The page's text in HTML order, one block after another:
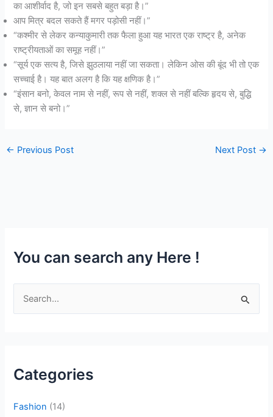
का आशीर्वाद है, जो इन सबसे बहुत बड़ा है।”
आप मित्र बदल सकते हैं मगर पड़ोसी नहीं।”
“कश्मीर से लेकर कन्याकुमारी तक फैला हुआ यह भारत एक राष्ट्र है, अनेक
राष्ट्रीयताओं का समूह नहीं।”
“सूर्य एक सत्य है, जिसे झुठलाया नहीं जा सकता। लेकिन ओस की बूंद भी तो एक
सच्चाई है। यह बात अलग है कि यह क्षणिक है।”
“इंसान बनो, केवल नाम से नहीं, रूप से नहीं, शक्ल से नहीं बल्कि हृदय से, बुद्धि
से, ज्ञान से बनो।”
← Previous Post Next Post →
You can search any Here !
h
Categories
Fashion (14)